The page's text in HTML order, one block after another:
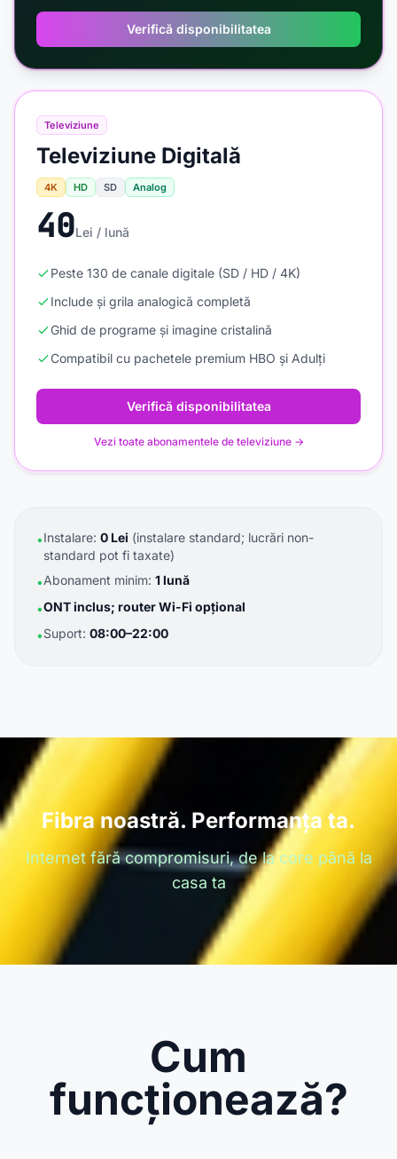
Televiziune
Televiziune Digitală
4K HD SD Analog
40Lei / lună
Peste 130 de canale digitale (SD / HD / 4K)
Include și grila analogică completă
Ghid de programe și imagine cristalină
Compatibil cu pachetele premium HBO și Adulți
Verifică disponibilitatea
Vezi toate abonamentele de televiziune →
Verifică disponibilitatea
•Instalare: 0 Lei (instalare standard; lucrări non-
standard pot fi taxate)
•Abonament minim: 1 lună
•ONT inclus; router Wi-Fi opțional
•Suport: 08:00–22:00
Fibra noastră. Performanța ta.
Internet fără compromisuri, de la core până la
casa ta
Cum
funcționează?